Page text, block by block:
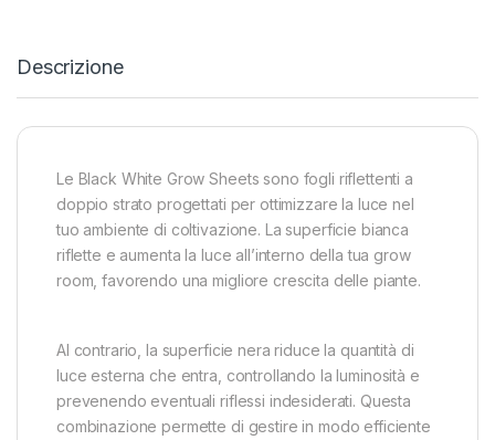
Descrizione
Le Black White Grow Sheets sono fogli riflettenti a
doppio strato progettati per ottimizzare la luce nel
tuo ambiente di coltivazione. La superficie bianca
riflette e aumenta la luce all’interno della tua grow
room, favorendo una migliore crescita delle piante.
Al contrario, la superficie nera riduce la quantità di
luce esterna che entra, controllando la luminosità e
prevenendo eventuali riflessi indesiderati. Questa
combinazione permette di gestire in modo efficiente